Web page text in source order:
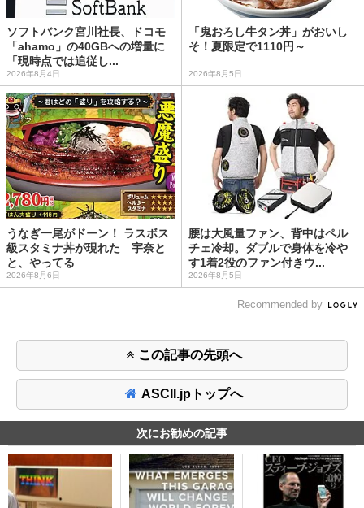
ソフトバンク宮川社長、ドコモ
「ahamo」の40GBへの増量に
「現時点では追従し...
2026年8月4日
「鬼おろし牛タン丼」がおいし
そ！夏限定で1110円～
2026年8月5日
うなぎ一尾がドーン！ ラスボス
級スタミナ丼が現れた 宇奈と
と、やってる
2026年8月6日
腰は大風量ファン、背中はペル
チェ冷却。ダブルで身体を冷や
す1着2役のファン付きウ...
2026年8月5日
Recommended by
この記事の先頭へ
ASCII.jpトップへ
次にお勧めの記事